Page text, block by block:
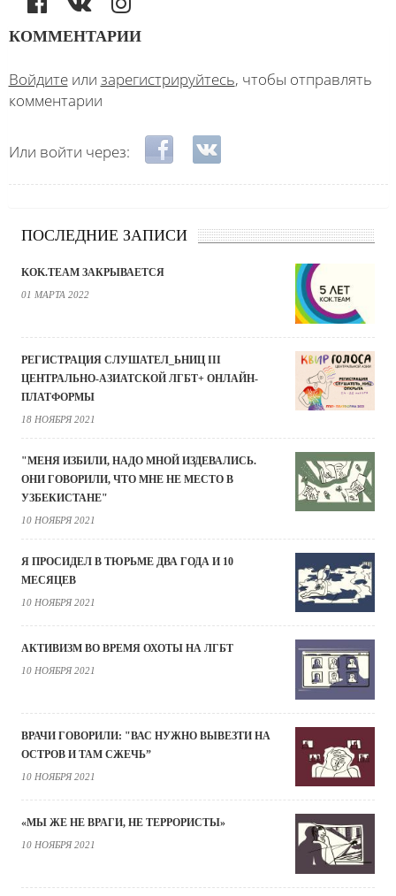
КОММЕНТАРИИ
Войдитеили зарегистрируйтесь, чтобы отправлять
комментарии
Или войти через: Login with Facebook
Login with ВКонтакте
ПОСЛЕДНИЕ ЗАПИСИ
KOK.TEAM ЗАКРЫВАЕТСЯ
01 МАРТА 2022
РЕГИСТРАЦИЯ СЛУШАТЕЛ_ЬНИЦ III
ЦЕНТРАЛЬНО-АЗИАТСКОЙ ЛГБТ+ ОНЛАЙН-
ПЛАТФОРМЫ
18 НОЯБРЯ 2021
"МЕНЯ ИЗБИЛИ, НАДО МНОЙ ИЗДЕВАЛИСЬ.
ОНИ ГОВОРИЛИ, ЧТО МНЕ НЕ МЕСТО В
УЗБЕКИСТАНЕ"
10 НОЯБРЯ 2021
Я ПРОСИДЕЛ В ТЮРЬМЕ ДВА ГОДА И 10
МЕСЯЦЕВ
10 НОЯБРЯ 2021
АКТИВИЗМ ВО ВРЕМЯ ОХОТЫ НА ЛГБТ
10 НОЯБРЯ 2021
ВРАЧИ ГОВОРИЛИ: "ВАС НУЖНО ВЫВЕЗТИ НА
ОСТРОВ И ТАМ СЖЕЧЬ”
10 НОЯБРЯ 2021
«МЫ ЖЕ НЕ ВРАГИ, НЕ ТЕРРОРИСТЫ»
10 НОЯБРЯ 2021